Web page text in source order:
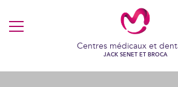
MENU
Centres médicaux et
JACK SENET ET BROCA